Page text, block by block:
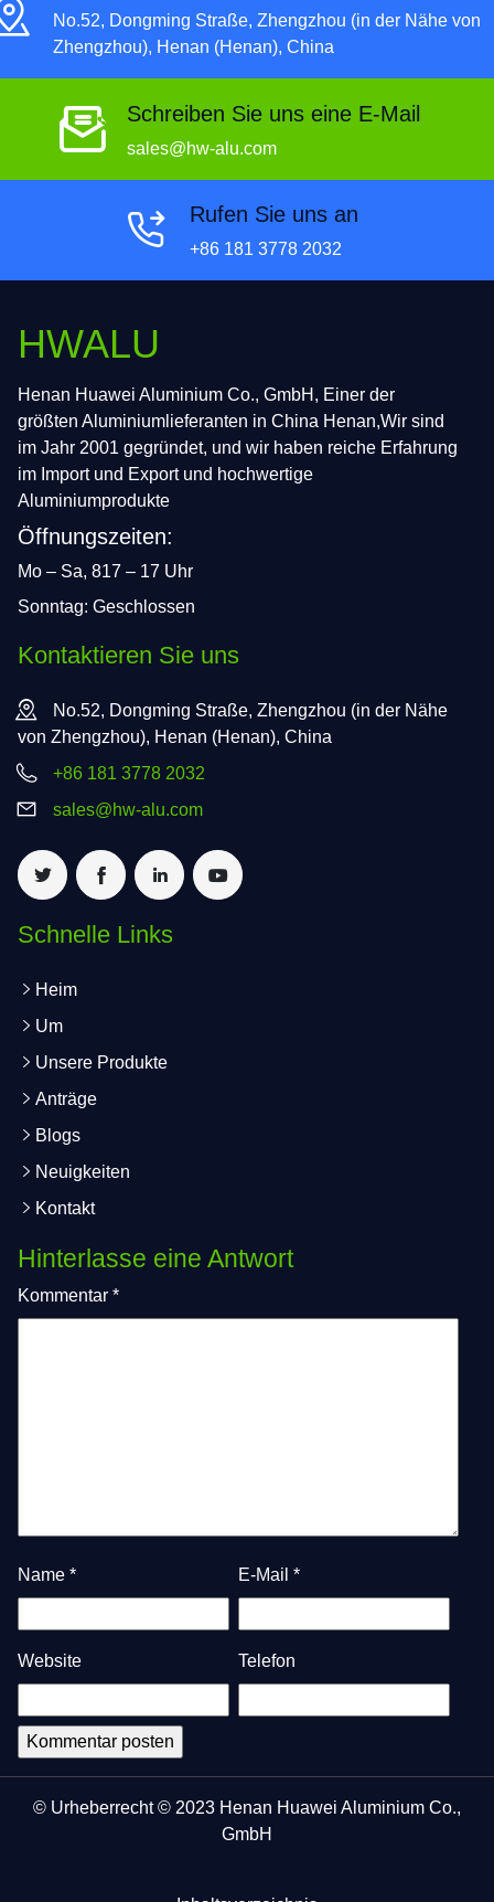
No.52, Dongming Straße, Zhengzhou (in der Nähe von
Zhengzhou), Henan (Henan), China
Schreiben Sie uns eine E-Mail
sales@hw-alu.com
Rufen Sie uns an
+86 181 3778 2032
HWALU
Henan Huawei Aluminium Co., GmbH, Einer der
größten Aluminiumlieferanten in China Henan,Wir sind
im Jahr 2001 gegründet, und wir haben reiche Erfahrung
im Import und Export und hochwertige
Aluminiumprodukte
Öffnungszeiten:
Mo – Sa, 817 – 17 Uhr
Sonntag: Geschlossen
Kontaktieren Sie uns
No.52, Dongming Straße, Zhengzhou (in der Nähe
von Zhengzhou), Henan (Henan), China
+86 181 3778 2032
sales@hw-alu.com
Schnelle Links
Heim
Um
Unsere Produkte
Anträge
Blogs
Neuigkeiten
Kontakt
Hinterlasse eine Antwort
Kommentar *
Name * E-Mail *
Website Telefon
© Urheberrecht © 2023 Henan Huawei Aluminium Co.,
GmbH